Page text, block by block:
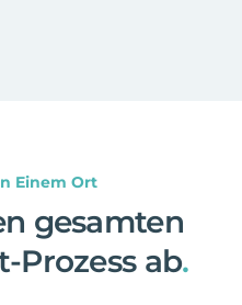
Einem Ort
gesamten
Prozess ab.